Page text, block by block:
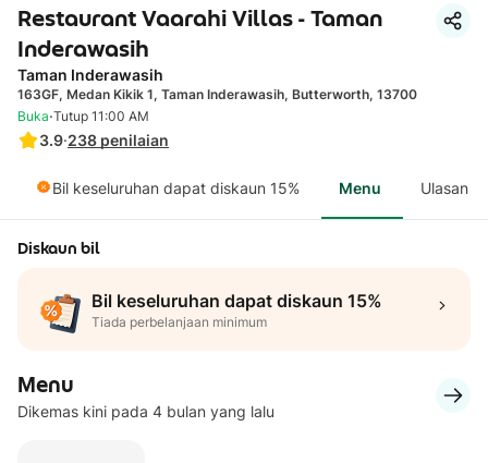
Restaurant Vaarahi Villas - Taman
Inderawasih
Taman Inderawasih
163GF, Medan Kikik 1, Taman Inderawasih, Butterworth, 13700
3.9·238 penilaian
Buka·Tutup 11:00 AM
Bil keseluruhan dapat diskaun 15% Menu Ulasan
Diskaun bil
Bil keseluruhan dapat diskaun 15%
Tiada perbelanjaan minimum
Menu
Dikemas kini pada 4 bulan yang lalu